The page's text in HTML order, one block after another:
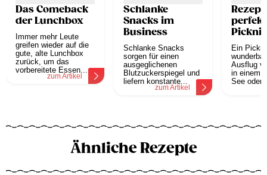
Das Comeback
der Lunchbox
Immer mehr Leute
greifen wieder auf die
gute, alte Lunchbox
zurück, um das
vorbereitete Essen...
zum Artikel
Schlanke
Snacks im
Business
Schlanke Snacks
sorgen für einen
ausgeglichenen
Blutzuckerspiegel und
liefern konstante...
zum Artikel
Ein
Ausflug
in einem
See
Ähnliche Rezepte